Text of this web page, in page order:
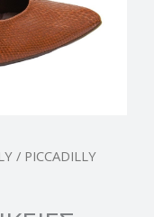
/ PICCADILLY